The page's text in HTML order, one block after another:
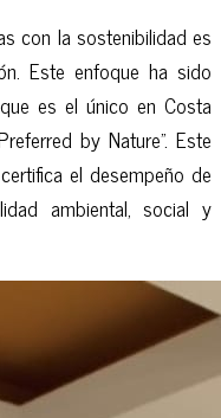
con la sostenibilidad es
Este enfoque ha sido
es el único en Costa
by Nature”. Este
el desempeño de
ambiental, social y